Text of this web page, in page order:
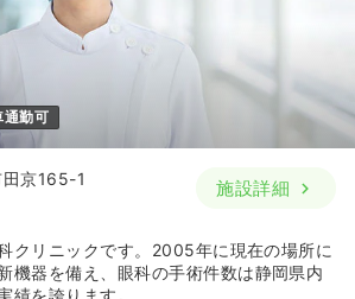
通勤可
京165-1
施設詳細
クリニックです。2005年に現在の場所に
機器を備え、眼科の手術件数は静岡県内